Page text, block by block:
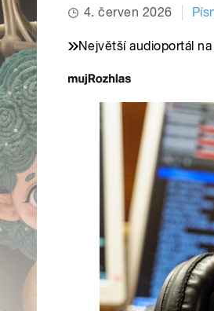
4. červen 2026
Největší audioportál